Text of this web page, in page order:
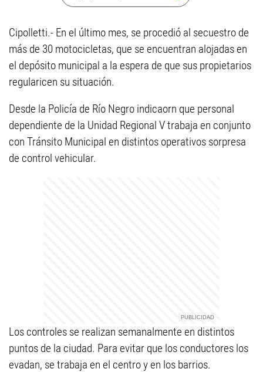
Cipolletti.- En el último mes, se procedió al secuestro de
más de 30 motocicletas, que se encuentran alojadas en
el depósito municipal a la espera de que sus propietarios
regularicen su situación.
Desde la Policía de Río Negro indicaorn que personal
dependiente de la Unidad Regional V trabaja en conjunto
con Tránsito Municipal en distintos operativos sorpresa
de control vehicular.
Los controles se realizan semanalmente en distintos
puntos de la ciudad. Para evitar que los conductores los
evadan, se trabaja en el centro y en los barrios.